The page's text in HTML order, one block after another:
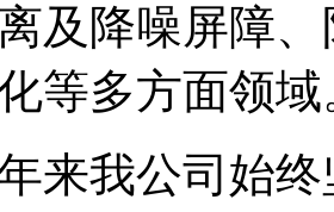
及降噪屏障
等多方面领域
我公司始终